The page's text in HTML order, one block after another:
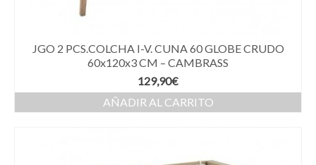
JGO 2 PCS.COLCHA I-V. CUNA 60 GLOBE CRUDO
60x120x3 CM – CAMBRASS
129,90€
AÑADIR AL CARRITO